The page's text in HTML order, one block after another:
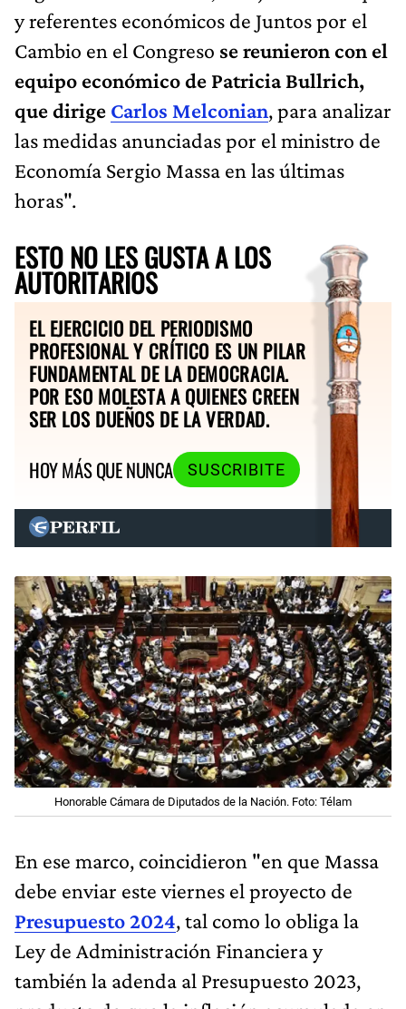
y referentes económicos de Juntos por el
Cambio en el Congreso se reunieron con el
equipo económico de Patricia Bullrich,
que dirige Carlos Melconian, para analizar
las medidas anunciadas por el ministro de
Economía Sergio Massa en las últimas
horas".
ESTO NO LES GUSTA A LOS
AUTORITARIOS
EL EJERCICIO DEL PERIODISMO
PROFESIONAL Y CRÍTICO ES UN PILAR
FUNDAMENTAL DE LA DEMOCRACIA.
POR ESO MOLESTA A QUIENES CREEN
SER LOS DUEÑOS DE LA VERDAD.
HOY MÁS QUE NUNCA
SUSCRIBITE
Honorable Cámara de Diputados de la Nación. Foto: Télam
En ese marco, coincidieron "en que Massa
debe enviar este viernes el proyecto de
Presupuesto 2024, tal como lo obliga la
Ley de Administración Financiera y
también la adenda al Presupuesto 2023,